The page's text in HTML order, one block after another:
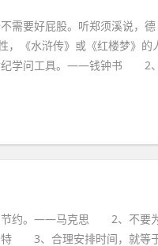
要好屁股。听郑须溪说，德
，《水浒传》或《红楼梦》的
世纪学问工具。——钱钟书 2
节约。——马克思 2、不要
特 3、合理安排时间，就等